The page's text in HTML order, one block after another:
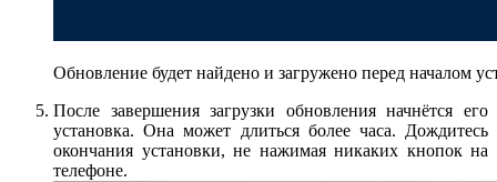
Обновление будет найдено и загружено перед началом
После завершения загрузки обновления начнётся его
установка. Она может длиться более часа. Дождитесь
окончания установки, не нажимая никаких кнопок на
телефоне.